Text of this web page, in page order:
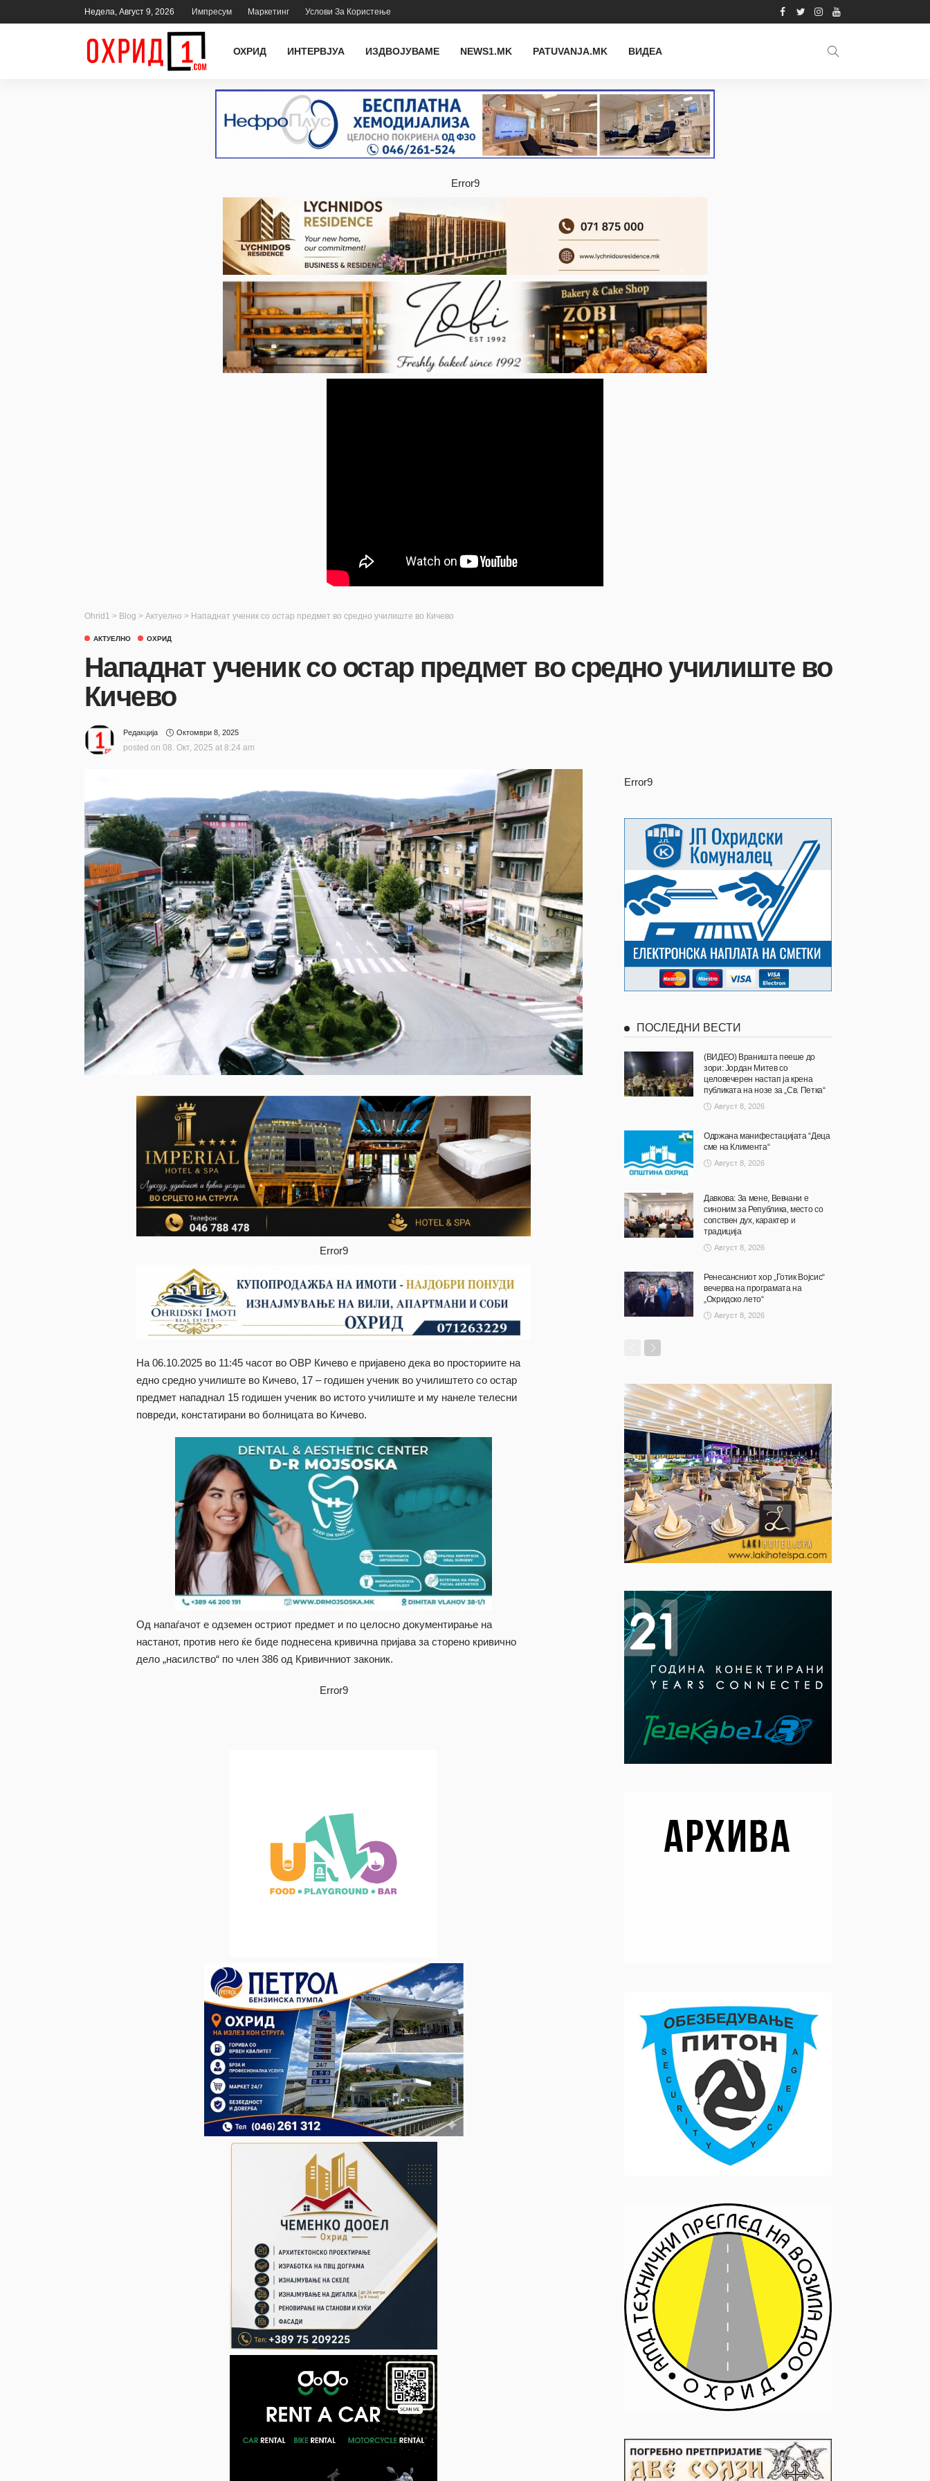
Недела, Август 9, 2026 Импресум Маркетинг Услови За Користење
ОХРИД ИНТЕРВЈУА ИЗДВОЈУВАМЕ NEWS1.MK PATUVANJA.MK ВИДЕА
Error9
Ohrid1 > Blog > Актуелно > Нападнат ученик со остар предмет во средно училиште во Кичево
АКТУЕЛНО ОХРИД
Нападнат ученик со остар предмет во средно училиште во
Кичево
Редакција Октомври 8, 2025
posted on 08. Окт, 2025 at 8:24 am
Error9
На 06.10.2025 во 11:45 часот во ОВР Кичево е пријавено дека во просториите на
едно средно училиште во Кичево, 17 – годишен ученик во училиштето со остар
предмет нападнал 15 годишен ученик во истото училиште и му нанеле телесни
повреди, констатирани во болницата во Кичево.
Од напаѓачот е одземен остриот предмет и по целосно документирање на
настанот, против него ќе биде поднесена кривична пријава за сторено кривично
дело „насилство“ по член 386 од Кривичниот законик.
Error9
Error9
ПОСЛЕДНИ ВЕСТИ
(ВИДЕО) Враништа пееше до
зори: Јордан Митев со
целовечерен настап ја крена
публиката на нозе за „Св. Петка“
Август 8, 2026
Одржана манифестацијата “Деца
сме на Климента“
Август 8, 2026
Давкова: За мене, Вевчани е
синоним за Република, место со
сопствен дух, карактер и
традиција
Август 8, 2026
Ренесансниот хор „Готик Војсис“
вечерва на програмата на
„Охридско лето“
Август 8, 2026